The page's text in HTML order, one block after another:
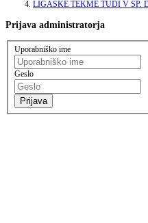
LIGAŠKE TEKME TUDI V SP.
Prijava administratorja
Uporabniško ime
Geslo